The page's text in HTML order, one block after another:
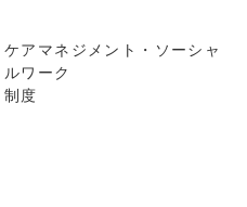
ケアマネジメント・ソーシャ
ルワーク
制度